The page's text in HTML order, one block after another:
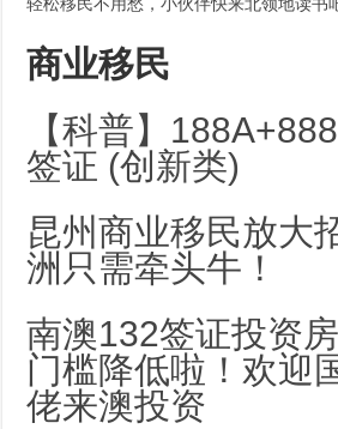
商业移民
【科普】
签证 (创新类)
昆州商业移民放大
洲只需牵头牛！
南澳132签证投资
门槛降低啦！欢迎
佬来澳投资